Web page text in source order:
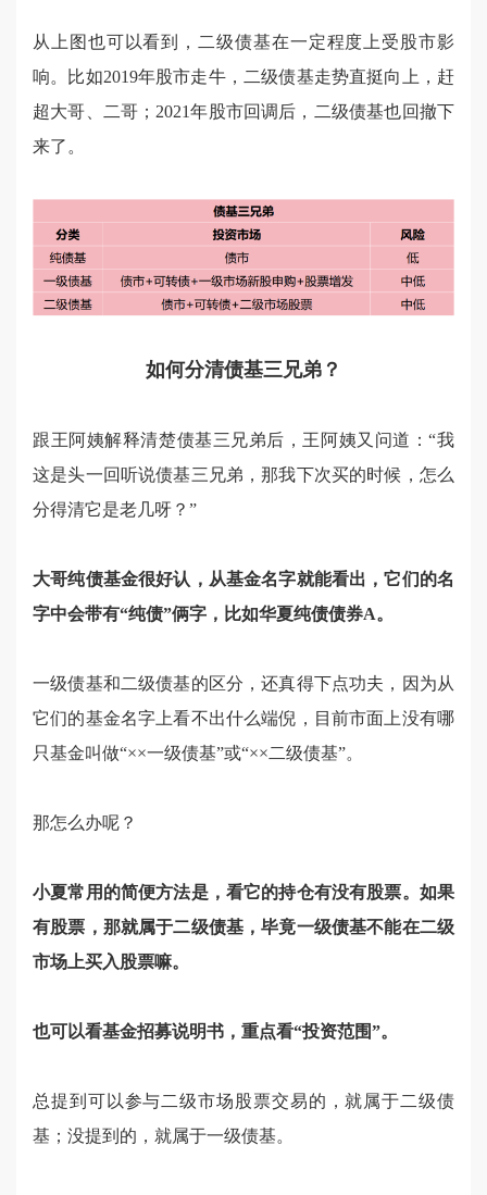
从上图也可以看到，二级债基在一定程度上受股市影
响。比如2019年股市走牛，二级债基走势直挺向上，赶
超大哥、二哥；2021年股市回调后，二级债基也回撤下
来了。
如何分清债基三兄弟？
跟王阿姨解释清楚债基三兄弟后，王阿姨又问道：“我
这是头一回听说债基三兄弟，那我下次买的时候，怎么
分得清它是老几呀？”
大哥纯债基金很好认，从基金名字就能看出，它们的名
字中会带有“纯债”俩字，比如华夏纯债债券A。
一级债基和二级债基的区分，还真得下点功夫，因为从
它们的基金名字上看不出什么端倪，目前市面上没有哪
只基金叫做“××一级债基”或“××二级债基”。
那怎么办呢？
小夏常用的简便方法是，看它的持仓有没有股票。如果
有股票，那就属于二级债基，毕竟一级债基不能在二级
市场上买入股票嘛。
也可以看基金招募说明书，重点看“投资范围”。
总提到可以参与二级市场股票交易的，就属于二级债
基；没提到的，就属于一级债基。